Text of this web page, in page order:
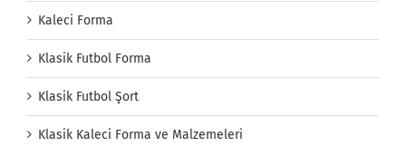
Kaleci Forma
Klasik Futbol Forma
Klasik Futbol Şort
Klasik Kaleci Forma ve Malzemeleri